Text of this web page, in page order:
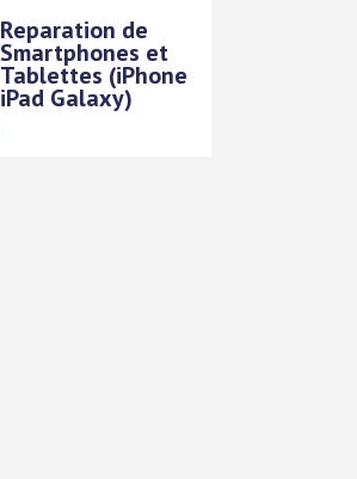
Reparation de
Smartphones et
Tablettes (iPhone
iPad Galaxy)